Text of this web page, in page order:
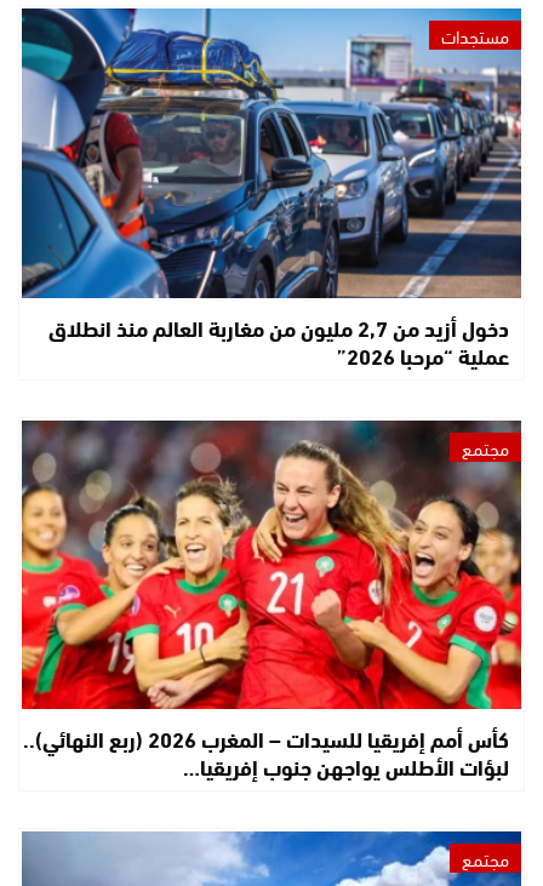
مستجدات
دخول أزيد من 2,7 مليون من مغاربة العالم منذ انطلاق
عملية “مرحبا 2026”
مجتمع
كأس أمم إفريقيا للسيدات – المغرب 2026 (ربع النهائي)..
لبؤات الأطلس يواجهن جنوب إفريقيا…
مجتمع